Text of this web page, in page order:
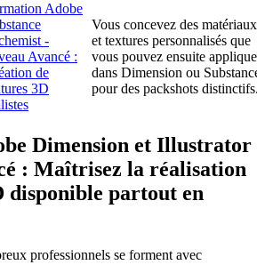
Adobe
-
Avancé :
de
3D
Vous concevez des matériaux
et textures personnalisés que
vous pouvez ensuite
dans Dimension ou
pour des packshots
Dimension et Illustrator
: Maîtrisez la réalisation
disponible partout en
professionnels se forment avec